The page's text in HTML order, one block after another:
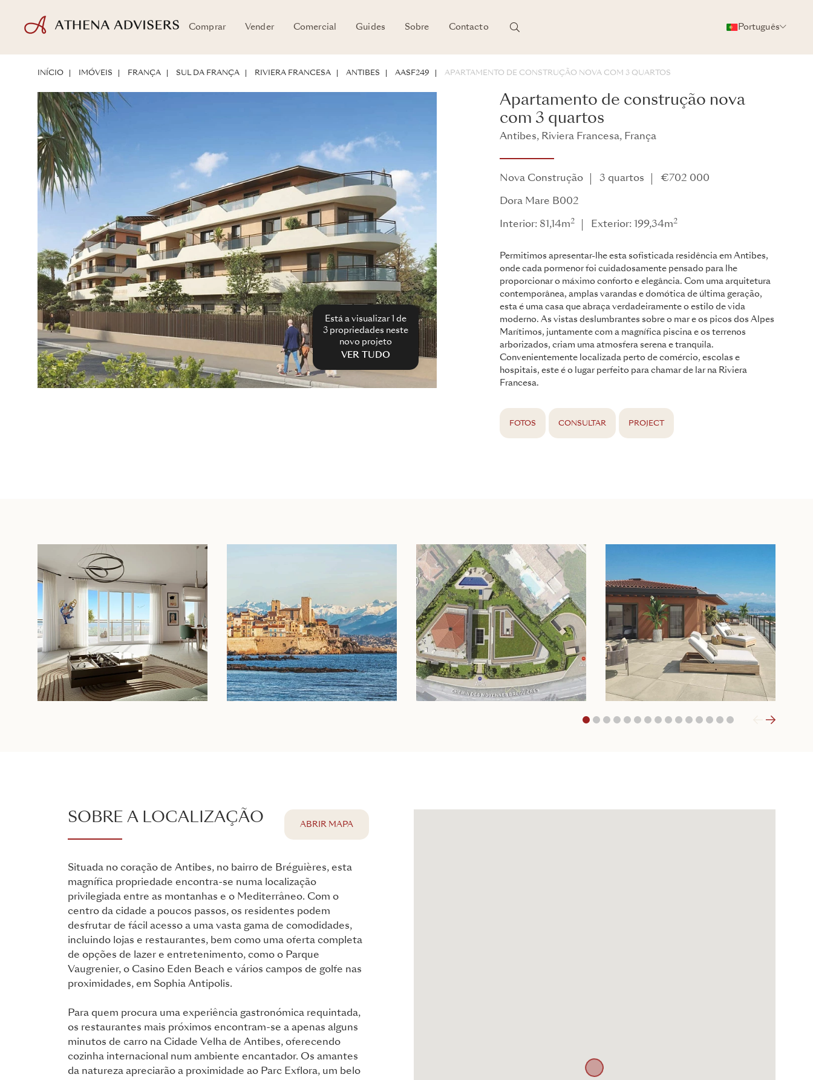
Comprar Vender Comercial Guides Sobre Contacto Português
INÍCIO IMÓVEIS FRANÇA SUL DA FRANÇA RIVIERA FRANCESA ANTIBES AASF249 APARTAMENTO DE CONSTRUÇÃO NOVA COM 3 QUARTOS
Está a visualizar 1 de
3 propriedades neste
novo projeto
VER TUDO
Apartamento de construção nova
com 3 quartos
Antibes, Riviera Francesa, França
Nova Construção 3 quartos €702 000
Dora Mare B002
Interior: 81,14m2 Exterior: 199,34m2
Permitimos apresentar-lhe esta sofisticada residência em Antibes,
onde cada pormenor foi cuidadosamente pensado para lhe
proporcionar o máximo conforto e elegância. Com uma arquitetura
contemporânea, amplas varandas e domótica de última geração,
esta é uma casa que abraça verdadeiramente o estilo de vida
moderno. As vistas deslumbrantes sobre o mar e os picos dos Alpes
Marítimos, juntamente com a magnífica piscina e os terrenos
arborizados, criam uma atmosfera serena e tranquila.
Convenientemente localizada perto de comércio, escolas e
hospitais, este é o lugar perfeito para chamar de lar na Riviera
Francesa.
FOTOS CONSULTAR PROJECT
1 2 3 4 5 6 7 8 9 1011 12 15
SOBRE A LOCALIZAÇÃO
Situada no coração de Antibes, no bairro de Bréguières, esta
magnífica propriedade encontra-se numa localização
privilegiada entre as montanhas e o Mediterrâneo. Com o
centro da cidade a poucos passos, os residentes podem
desfrutar de fácil acesso a uma vasta gama de comodidades,
incluindo lojas e restaurantes, bem como uma oferta completa
de opções de lazer e entretenimento, como o Parque
Vaugrenier, o Casino Eden Beach e vários campos de golfe nas
proximidades, em Sophia Antipolis.
Para quem procura uma experiência gastronómica requintada,
os restaurantes mais próximos encontram-se a apenas alguns
minutos de carro na Cidade Velha de Antibes, oferecendo
cozinha internacional num ambiente encantador. Os amantes
da natureza apreciarão a proximidade ao Parc Exflora, um belo
ABRIR MAPA